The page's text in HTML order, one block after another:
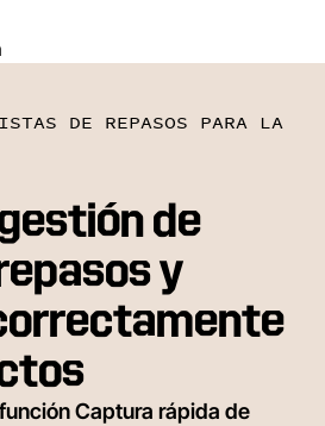
DE REPASOS PARA LA
de
y
Captura rápida de